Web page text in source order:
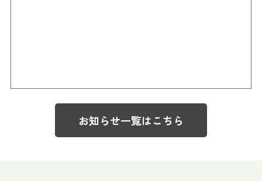
お知らせ一覧はこちら